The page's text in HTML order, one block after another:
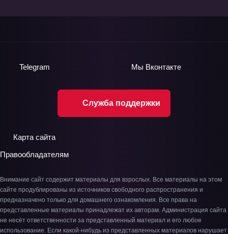
Служба поддержки
Telegram Мы Вконтакте
Карта сайта
Правообладателям
Внимание сайт содержит материалы для взрослых. Все материалы на этом
сайте продублированы из источников свободного распространения и
предназначено только для домашнего ознакомления. Все права на
представленные материалы принадлежат их авторам. Администрация сайта
не несёт ответственности за представленный материал и его любое
использование. Если какой-нибудь из представленных материалов нарушает